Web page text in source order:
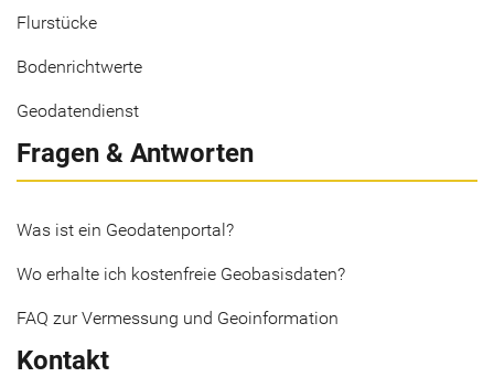
Flurstücke
Bodenrichtwerte
Geodatendienst
Fragen & Antworten
Was ist ein Geodatenportal?
Wo erhalte ich kostenfreie Geobasisdaten?
FAQ zur Vermessung und Geoinformation
Kontakt